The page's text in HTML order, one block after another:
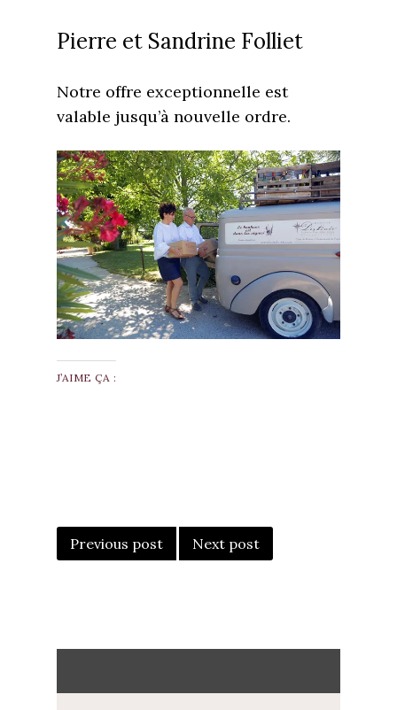
Pierre et Sandrine Folliet
Notre offre exceptionnelle est
valable jusqu’à nouvelle ordre.
J’AIME ÇA :
NAVIGATION
Previous post Next post